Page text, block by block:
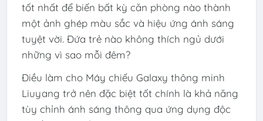
tốt nhất để biến bất kỳ căn phòng nào thành
một ảnh ghép màu sắc và hiệu ứng ánh sáng
tuyệt vời. Đứa trẻ nào không thích ngủ dưới
những vì sao mỗi đêm?
Điều làm cho Máy chiếu Galaxy thông minh
Liuyang trở nên đặc biệt tốt chính là khả năng
tùy chỉnh ánh sáng thông qua ứng dụng độc